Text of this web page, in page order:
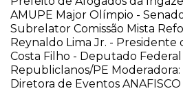
AMUPE Major Olímpio -
Subrelator Comissão Mista
Reynaldo Lima Jr. - Presidente
Costa Filho - Deputado
Republiclanos/PE
Diretora de Eventos ANAFISCO